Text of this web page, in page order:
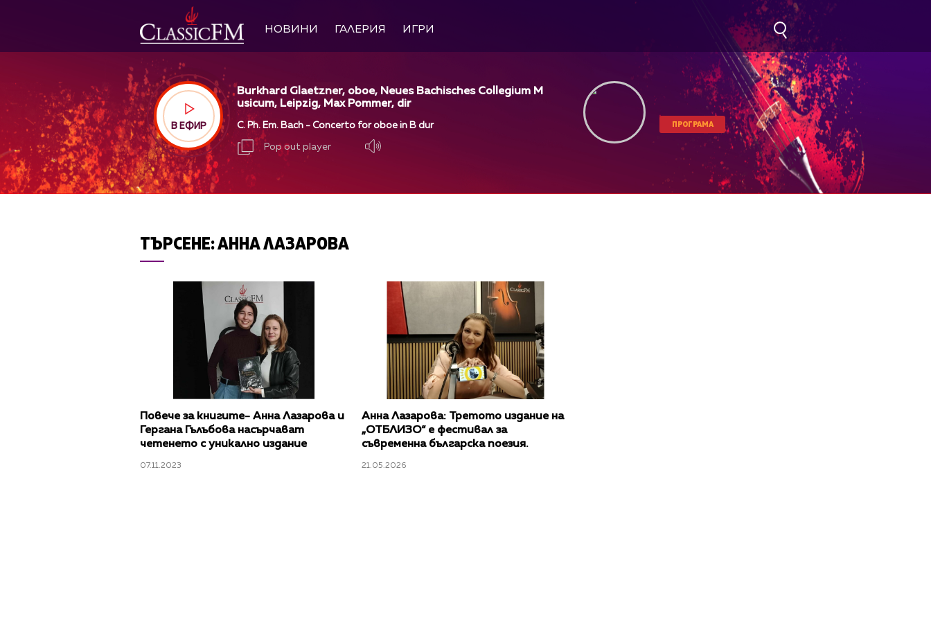
НОВИНИ ГАЛЕРИЯ ИГРИ
В ЕФИР
Burkhard Glaetzner, oboe, Neues Bachisches Collegium M
usicum, Leipzig, Max Pommer, dir
C. Ph. Em. Bach - Concerto for oboe in B dur
Pop out player
ПРОГРАМА
ТЪРСЕНЕ:АННА ЛАЗАРОВА
Повече за книгите- Анна Лазарова и
Гергана Гълъбова насърчават
четенето с уникално издание
07.11.2023
Анна Лазарова: Третото издание на
„ОТБЛИЗО“ е фестивал за
съвременна българска поезия.
21.05.2026